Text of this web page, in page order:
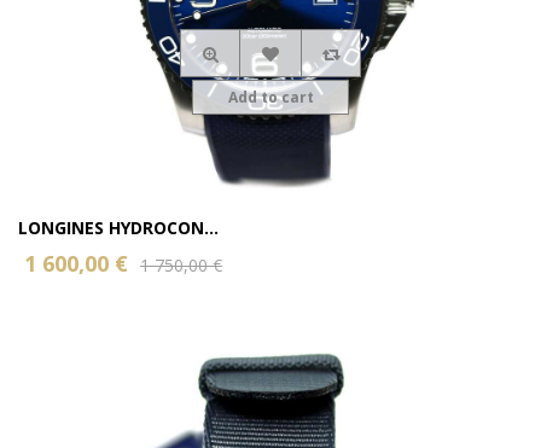
LONGINES HYDROCON...
1 600,00 € 1 750,00 €
Add to cart